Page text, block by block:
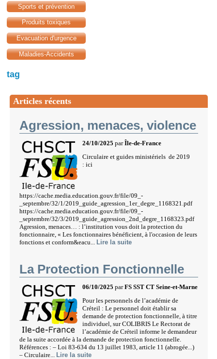
Sports et prévention
Produits toxiques
Evacuation d'urgence
Maladies-Accidents
tag
Articles récents
Agression, menaces, violence
24/10/2025 parÎle-de-France
Circulaire et guides ministériels de 2019
: ici
https://cache.media.education.gouv.fr/file/09_-
_septembre/32/1/2019_guide_agression_1er_degre_1168321.pdf
https://cache.media.education.gouv.fr/file/09_-
_septembre/32/3/2019_guide_agression_2nd_degre_1168323.pdf
Agression, menaces… : l’institution vous doit la protection du
fonctionnaire, « Les fonctionnaires bénéficient, à l'occasion de leurs
fonctions et conform&eacu... Lire la suite
La Protection Fonctionnelle
06/10/2025 parFS SST CT Seine-et-Marne
Pour les personnels de l’académie de
Créteil : Le personnel doit établir sa
demande de protection fonctionnelle, à titre
individuel, sur COLIBRIS Le Rectorat de
l’académie de Créteil informe le demandeur
de la suite accordée à la demande de protection fonctionnelle.
Références : – Loi 83-634 du 13 juillet 1983, article 11 (abrogée...)
– Circulaire...
Lire la suite